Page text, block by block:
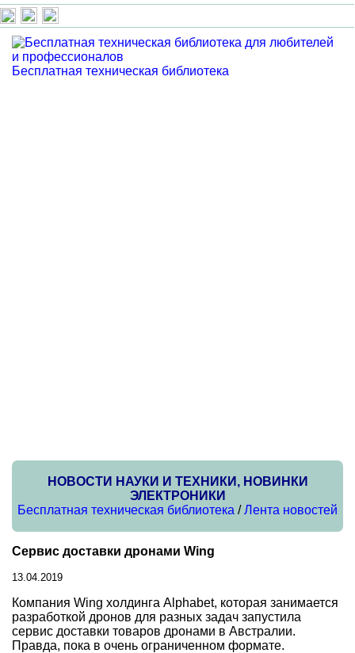
Бесплатная техническая библиотека
НОВОСТИ НАУКИ И ТЕХНИКИ, НОВИНКИ
ЭЛЕКТРОНИКИ
Бесплатная техническая библиотека /Лента новостей
Сервис доставки дронами Wing
13.04.2019
Компания Wing холдинга Alphabet, которая занимается
разработкой дронов для разных задач запустила
сервис доставки товаров дронами в Австралии.
Правда, пока в очень ограниченном формате.